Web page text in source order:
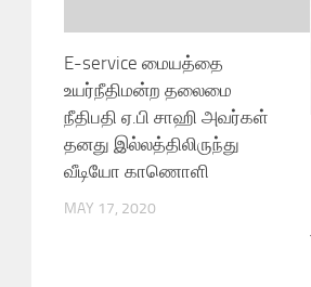
E-service மையத்தை
உயர்நீதிமன்ற தலைமை
நீதிபதி ஏ.பி சாஹி அவர்கள்
தனது இல்லத்திலிருந்து
வீடியோ காணொளி
MAY 17, 2020